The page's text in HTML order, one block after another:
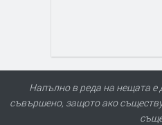
Напълно в реда на нещата е
съвършено, защото ако